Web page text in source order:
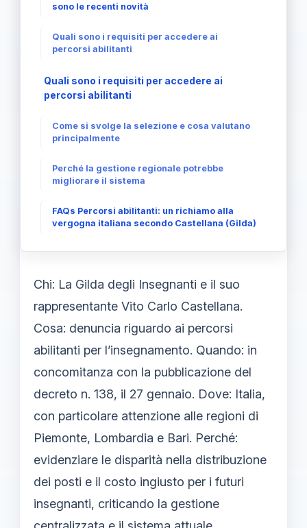
sono le recenti novità
Quali sono i requisiti per accedere ai
percorsi abilitanti
Quali sono i requisiti per accedere ai
percorsi abilitanti
Come si svolge la selezione e cosa valutano
principalmente
Perché la gestione regionale potrebbe
migliorare il sistema
FAQs Percorsi abilitanti: un richiamo alla
vergogna italiana secondo Castellana (Gilda)
Chi: La Gilda degli Insegnanti e il suo
rappresentante Vito Carlo Castellana.
Cosa: denuncia riguardo ai percorsi
abilitanti per l’insegnamento. Quando: in
concomitanza con la pubblicazione del
decreto n. 138, il 27 gennaio. Dove: Italia,
con particolare attenzione alle regioni di
Piemonte, Lombardia e Bari. Perché:
evidenziare le disparità nella distribuzione
dei posti e il costo ingiusto per i futuri
insegnanti, criticando la gestione